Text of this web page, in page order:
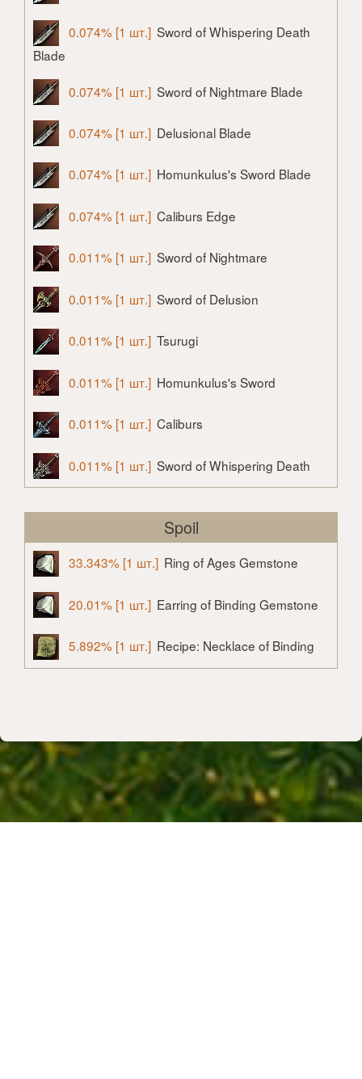
0.074% [1 шт.] Sword of Whispering Death
Blade
0.074% [1 шт.] Sword of Nightmare Blade
0.074% [1 шт.] Delusional Blade
0.074% [1 шт.] Homunkulus's Sword Blade
0.074% [1 шт.] Caliburs Edge
0.011% [1 шт.] Sword of Nightmare
0.011% [1 шт.] Sword of Delusion
0.011% [1 шт.] Tsurugi
0.011% [1 шт.] Homunkulus's Sword
0.011% [1 шт.] Caliburs
0.011% [1 шт.] Sword of Whispering Death
Spoil
33.343% [1 шт.] Ring of Ages Gemstone
20.01% [1 шт.] Earring of Binding Gemstone
5.892% [1 шт.] Recipe: Necklace of Binding